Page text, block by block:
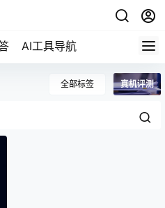
AI工具导航
全部标签 真机评测